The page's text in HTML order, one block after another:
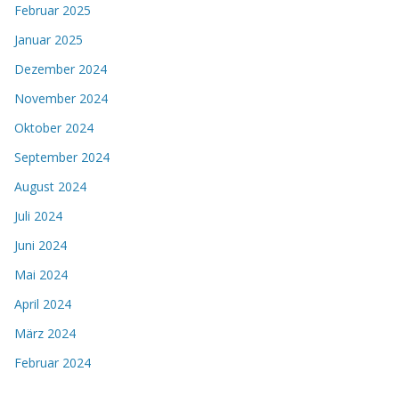
Februar 2025
Januar 2025
Dezember 2024
November 2024
Oktober 2024
September 2024
August 2024
Juli 2024
Juni 2024
Mai 2024
April 2024
März 2024
Februar 2024